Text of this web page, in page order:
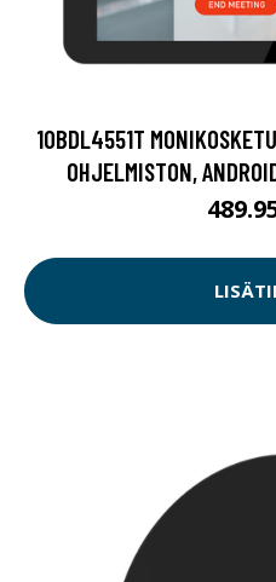
10BDL4551T
OHJELMISTON,